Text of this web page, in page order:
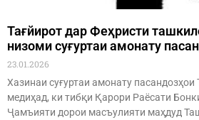
Тағйирот дар Феҳристи
низоми суғуртаи амонату
23.01.2026
Хазинаи суғуртаи амонату
медиҳад, ки тибқи Қарори Раёсати
Ҷамъияти дорои масъулияти маҳдуд